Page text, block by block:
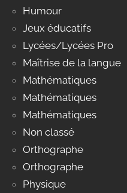
Humour
Jeux éducatifs
Lycées/Lycées Pro
Maîtrise de la langue
Mathématiques
Mathématiques
Mathématiques
Non classé
Orthographe
Orthographe
Physique